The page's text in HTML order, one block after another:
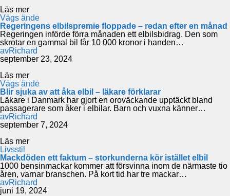
Läs mer
Vägs ände
Regeringens elbilspremie floppade – redan efter en månad
Regeringen införde förra månaden ett elbilsbidrag. Den som
skrotar en gammal bil får 10 000 kronor i handen…
avRichard
september 23, 2024
Läs mer
Vägs ände
Blir sjuka av att åka elbil – läkare förklarar
Läkare i Danmark har gjort en oroväckande upptäckt bland
passagerare som åker i elbilar. Barn och vuxna känner…
avRichard
september 7, 2024
Läs mer
Livsstil
Mackdöden ett faktum – storkunderna kör istället elbil
1000 bensinmackar kommer att försvinna inom de närmaste tio
åren, varnar branschen. På kort tid har tre mackar…
avRichard
juni 19, 2024